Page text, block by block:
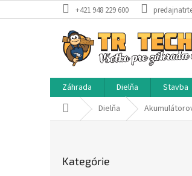
na
+421 948 229 600
Záhrada Dielňa Stavba
DomovDielňa
kategórie
Kategórie